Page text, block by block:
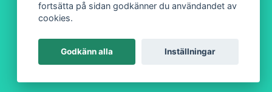
fortsätta på sidan godkänner du användandet av
cookies.
Godkänn alla Inställningar